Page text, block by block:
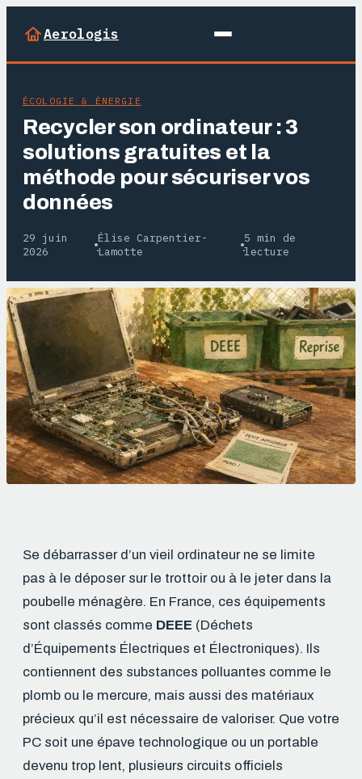
Aerologis
ÉCOLOGIE & ÉNERGIE
Recycler son ordinateur : 3
solutions gratuites et la
méthode pour sécuriser vos
données
29 juin
2026
·
Élise Carpentier-
Lamotte
·
5 min de
lecture
Se débarrasser d’un vieil ordinateur ne se limite
pas à le déposer sur le trottoir ou à le jeter dans la
poubelle ménagère. En France, ces équipements
sont classés comme DEEE (Déchets
d’Équipements Électriques et Électroniques). Ils
contiennent des substances polluantes comme le
plomb ou le mercure, mais aussi des matériaux
précieux qu’il est nécessaire de valoriser. Que votre
PC soit une épave technologique ou un portable
devenu trop lent, plusieurs circuits officiels